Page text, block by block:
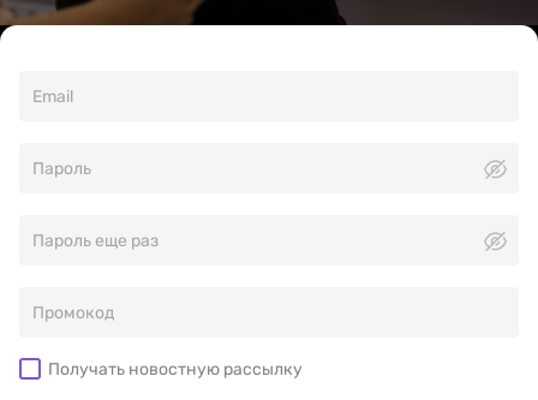
Получать новостную рассылку